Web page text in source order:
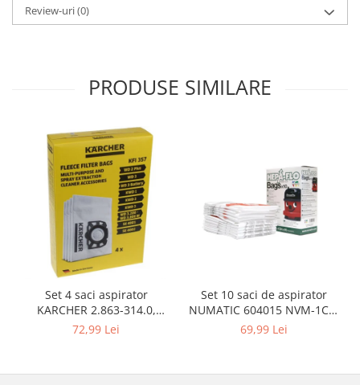
Cosmetice si produse ingrijire
personala
Camera copilului
Igiena si ingrijire
Jucarii si Jocuri
Maternitate
Petshop
Accesorii animale de companie
Acvaristica
Castroane si adapatori animale
Igiena animale de companie
Mobila si transport animale de
Review-uri(0)
PRODUSE SIMILARE
Set 4 saci aspirator
KARCHER 2.863-314.0,
compatibil cu WD, KWD, SE
72,99 Lei
Set 10 saci de aspirator
NUMATIC 604015 NVM-1CH,
9L
69,99 Lei